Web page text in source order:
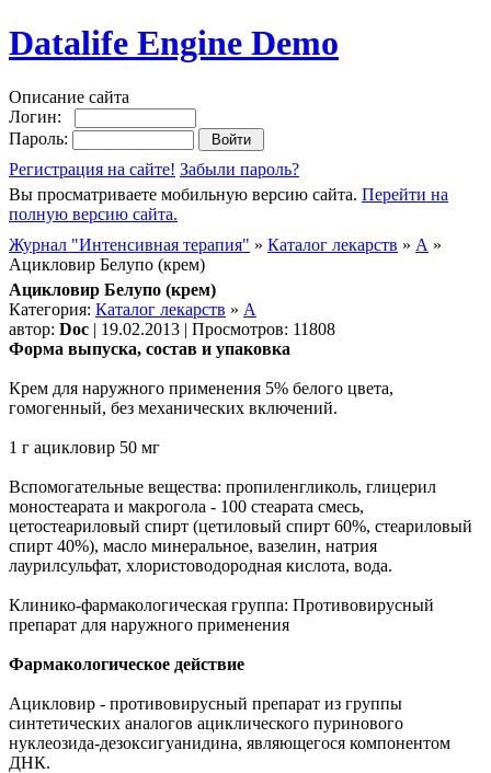
Datalife Engine Demo
Описание сайта
Логин:
Пароль:
Регистрация на сайте! Забыли пароль?
Вы просматриваете мобильную версию сайта. Перейти на
полную версию сайта.
Журнал "Интенсивная терапия" » Каталог лекарств » А »
Ацикловир Белупо (крем)
Ацикловир Белупо (крем)
Категория: Каталог лекарств » А
автор: Doc | 19.02.2013 | Просмотров: 11808
Форма выпуска, состав и упаковка
Крем для наружного применения 5% белого цвета,
гомогенный, без механических включений.
1 г ацикловир 50 мг
Вспомогательные вещества: пропиленгликоль, глицерил
моностеарата и макрогола - 100 стеарата смесь,
цетостеариловый спирт (цетиловый спирт 60%, стеариловый
спирт 40%), масло минеральное, вазелин, натрия
лаурилсульфат, хлористоводородная кислота, вода.
Клинико-фармакологическая группа: Противовирусный
препарат для наружного применения
Фармакологическое действие
Ацикловир - противовирусный препарат из группы
синтетических аналогов ациклического пуринового
нуклеозида-дезоксигуанидина, являющегося компонентом
ДНК.